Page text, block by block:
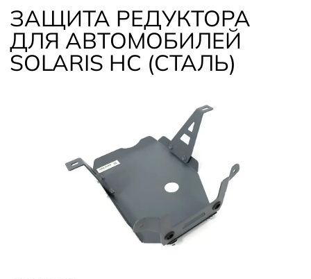
АВТО В НАЛИЧИИ
МОДЕЛИ
Solaris HC
Solaris KRX
ЦИФРОВОЙ АВТОМОБИЛЬ
Корпоративным клиентам
Оригинальные аксессуары
Тест-драйв
Спецпредложения
Solaris Страхование
Solaris Забота
Плати частями
Запасные части
Запись на сервис
Гарантия
Руководства
Помощь на дорогах
Замена масла
Замена тормозных колодок и дисков
О ДИЛЕРЕ
Контакты
Информация о дилере
Новый раздел
ЗАЩИТА РЕДУКТОРА
ДЛЯ АВТОМОБИЛЕЙ
SOLARIS HC (СТАЛЬ)